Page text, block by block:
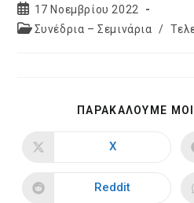
Post
published:
17 Νοεμβρίου 2022
PostΣυνέδρια – Σεμινάρια /
ΠΑΡΑΚΑΛΟΥΜΕ
Opens
new
window
X
Opens
Reddit